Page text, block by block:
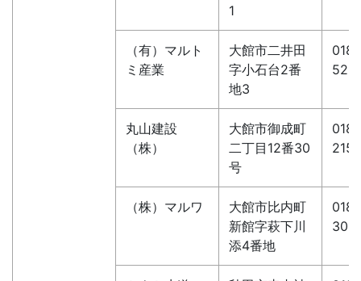
1
（有）マルト
ミ産業
大館市二井田
字小石台2番
地3
丸山建設
（株）
大館市御成町
二丁目12番30
号
2150
（株）マルワ
大館市比内町
新館字萩下川
添4番地
3018